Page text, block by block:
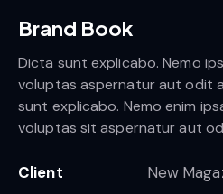
Brand Book
Dicta sunt explicabo. Nemo
voluptas aspernatur aut odit
sunt explicabo. Nemo enim
voluptas sit aspernatur aut
Client
New